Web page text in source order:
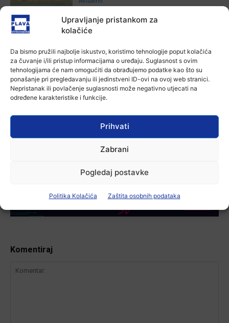
Upravljanje pristankom za
kolačiće
Da bismo pružili najbolje iskustvo, koristimo tehnologije poput kolačića
za čuvanje i/ili pristup informacijama o uređaju. Suglasnost s ovim
tehnologijama će nam omogućiti da obrađujemo podatke kao što su
ponašanje pri pregledavanju ili jedinstveni ID-ovi na ovoj web stranici.
Nepristanak ili povlačenje suglasnosti može negativno utjecati na
određene karakteristike i funkcije.
Prihvati
Zabrani
Pogledaj postavke
Politika Kolačića Zaštita osobnih podataka
Divlja liga
7 kolovoza, 2026
Aktualno
U Županji održana Ljetna škola magije
7 kolovoza, 2026
Aktualno
Zbog niskog vodostaja otežana
Komentiraj